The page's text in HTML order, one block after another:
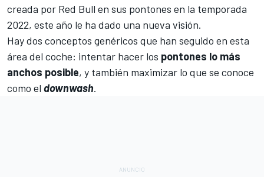
creada por Red Bull en sus pontones en la temporada
2022, este año le ha dado una nueva visión.
Hay dos conceptos genéricos que han seguido en esta
área del coche: intentar hacer los pontones lo más
anchos posible, y también maximizar lo que se conoce
como el downwash.